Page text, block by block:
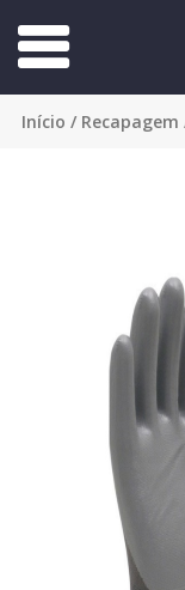
Início / Recapagem